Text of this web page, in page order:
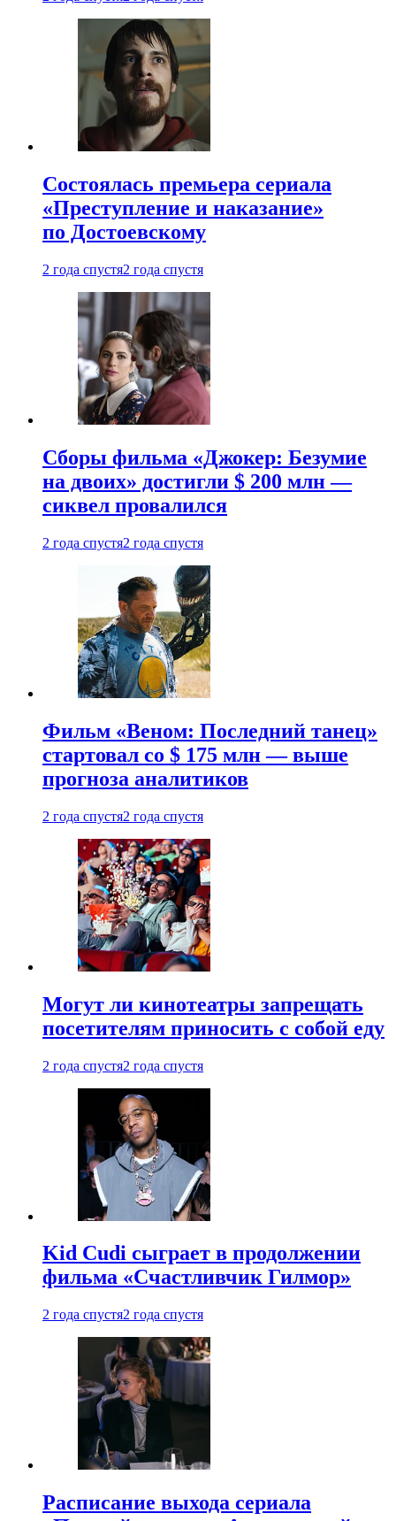
Состоялась премьера сериала
«Преступление и наказание»
по Достоевскому
2 года спустя2 года спустя
Сборы фильма «Джокер: Безумие
на двоих» достигли $ 200 млн —
сиквел провалился
2 года спустя2 года спустя
Фильм «Веном: Последний танец»
стартовал со $ 175 млн — выше
прогноза аналитиков
2 года спустя2 года спустя
Могут ли кинотеатры запрещать
посетителям приносить с собой еду
2 года спустя2 года спустя
Kid Cudi сыграет в продолжении
фильма «Счастливчик Гилмор»
2 года спустя2 года спустя
Расписание выхода сериала